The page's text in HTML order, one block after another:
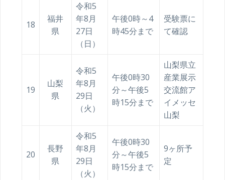
18
福井
県
令和5
年8月
27日
（日）
午後0時～4
時45分まで
受験票に
て確認
19
山梨
県
令和5
年8月
29日
（火）
午後0時30
分～午後5
時15分まで
山梨県立
産業展示
交流館ア
イメッセ
山梨
20
長野
県
令和5
年8月
29日
（火）
午後0時30
分～午後5
時15分まで
9ヶ所予
定